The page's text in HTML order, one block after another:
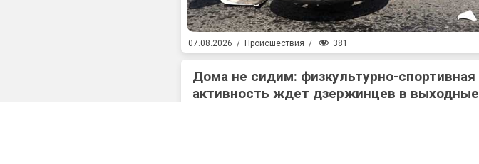
07.08.2026 / Происшествия / 381
Дома не сидим: физкультурно-спортивная
активность ждет дзержинцев в выходные